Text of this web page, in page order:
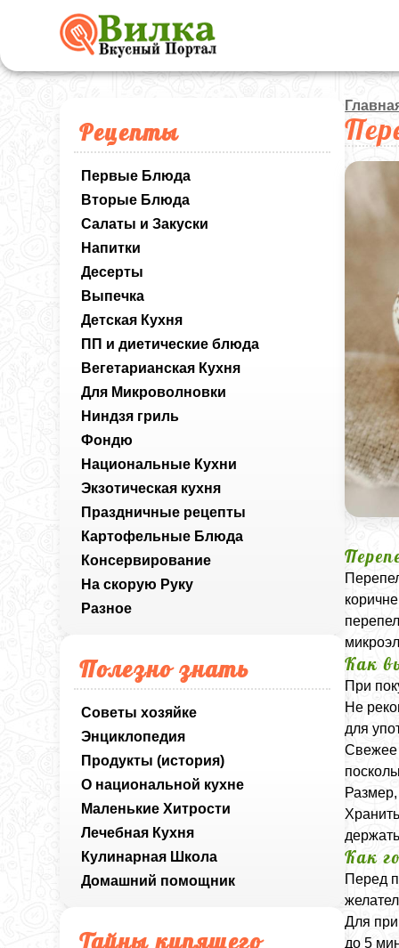
Рецепты
Первые Блюда
Вторые Блюда
Салаты и Закуски
Напитки
Десерты
Выпечка
Детская Кухня
ПП и диетические блюда
Вегетарианская Кухня
Для Микроволновки
Ниндзя гриль
Фондю
Национальные Кухни
Экзотическая кухня
Праздничные рецепты
Картофельные Блюда
Консервирование
На скорую Руку
Разное
Полезно знать
Советы хозяйке
Энциклопедия
Продукты (история)
О национальной кухне
Маленькие Хитрости
Лечебная Кухня
Кулинарная Школа
Домашний помощник
Тайны кипящего
Как
При
Не
для
Свежее
Как
Перед
Для
до 5